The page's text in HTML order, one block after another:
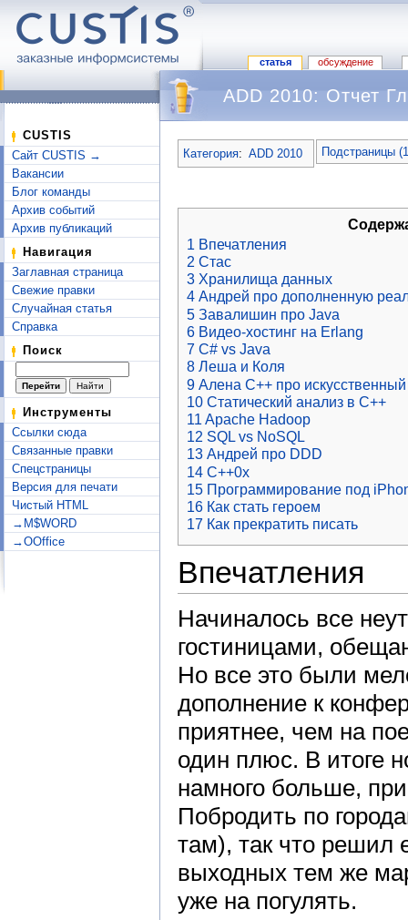
статья обсуждение
CUSTIS
Сайт CUSTIS →
Вакансии
Блог команды
Архив событий
Архив публикаций
Навигация
Заглавная страница
Свежие правки
Случайная статья
Справка
Поиск
Инструменты
Ссылки сюда
Связанные правки
Спецстраницы
Версия для печати
Чистый HTML
→M$WORD
→OOffice
ADD 2010: Отчет
Категория: ADD 2010 Подстраницы
1 Впечатления
2 Стас
3 Хранилища данных
4 Андрей про дополненную
5 Завалишин про Java
6 Видео-хостинг на Erlang
7 С# vs Java
8 Леша и Коля
9 Алена C++ про искусственный
10 Статический анализ в С++
11 Apache Hadoop
12 SQL vs NoSQL
13 Андрей про DDD
14 С++0x
15 Программирование под
16 Как стать героем
17 Как прекратить писать
Впечатления
Начиналось все
гостиницами,
Но все это были
дополнение к
приятнее, чем на
один плюс. В итоге
намного больше,
Побродить по
там), так что решил
выходных тем же
уже на погулять.